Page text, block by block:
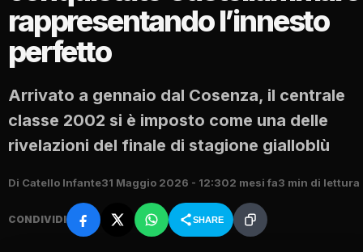
rappresentando l’innesto
perfetto
Arrivato a gennaio dal Cosenza, il centrale
classe 2002 si è imposto come una delle
rivelazioni del finale di stagione gialloblù
Di Catello Infante31 Maggio 2026 - 12:302 mesi fa3 min di lettura
CONDIVIDI SHARE